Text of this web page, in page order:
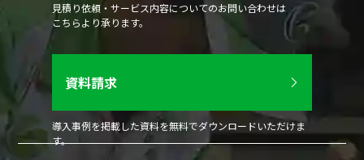
見積り依頼・サービス内容についてのお問い合わせは
こちらより承ります。
資料請求
導入事例を掲載した資料を無料でダウンロードいただけま
す。